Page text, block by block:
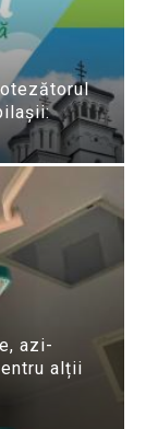
azi-
alții